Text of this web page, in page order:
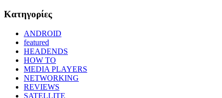
Kατηγορίες
ANDROID
featured
HEADENDS
HOW TO
MEDIA PLAYERS
NETWORKING
REVIEWS
SATELLITE